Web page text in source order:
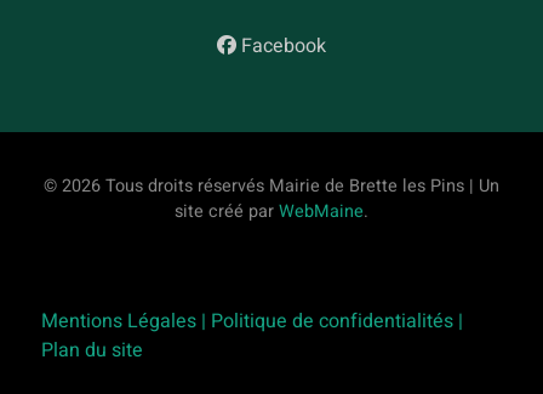
Facebook
© 2026 Tous droits réservés Mairie de Brette les Pins | Un
site créé parWebMaine.
Mentions Légales | Politique de confidentialités |
Plan du site